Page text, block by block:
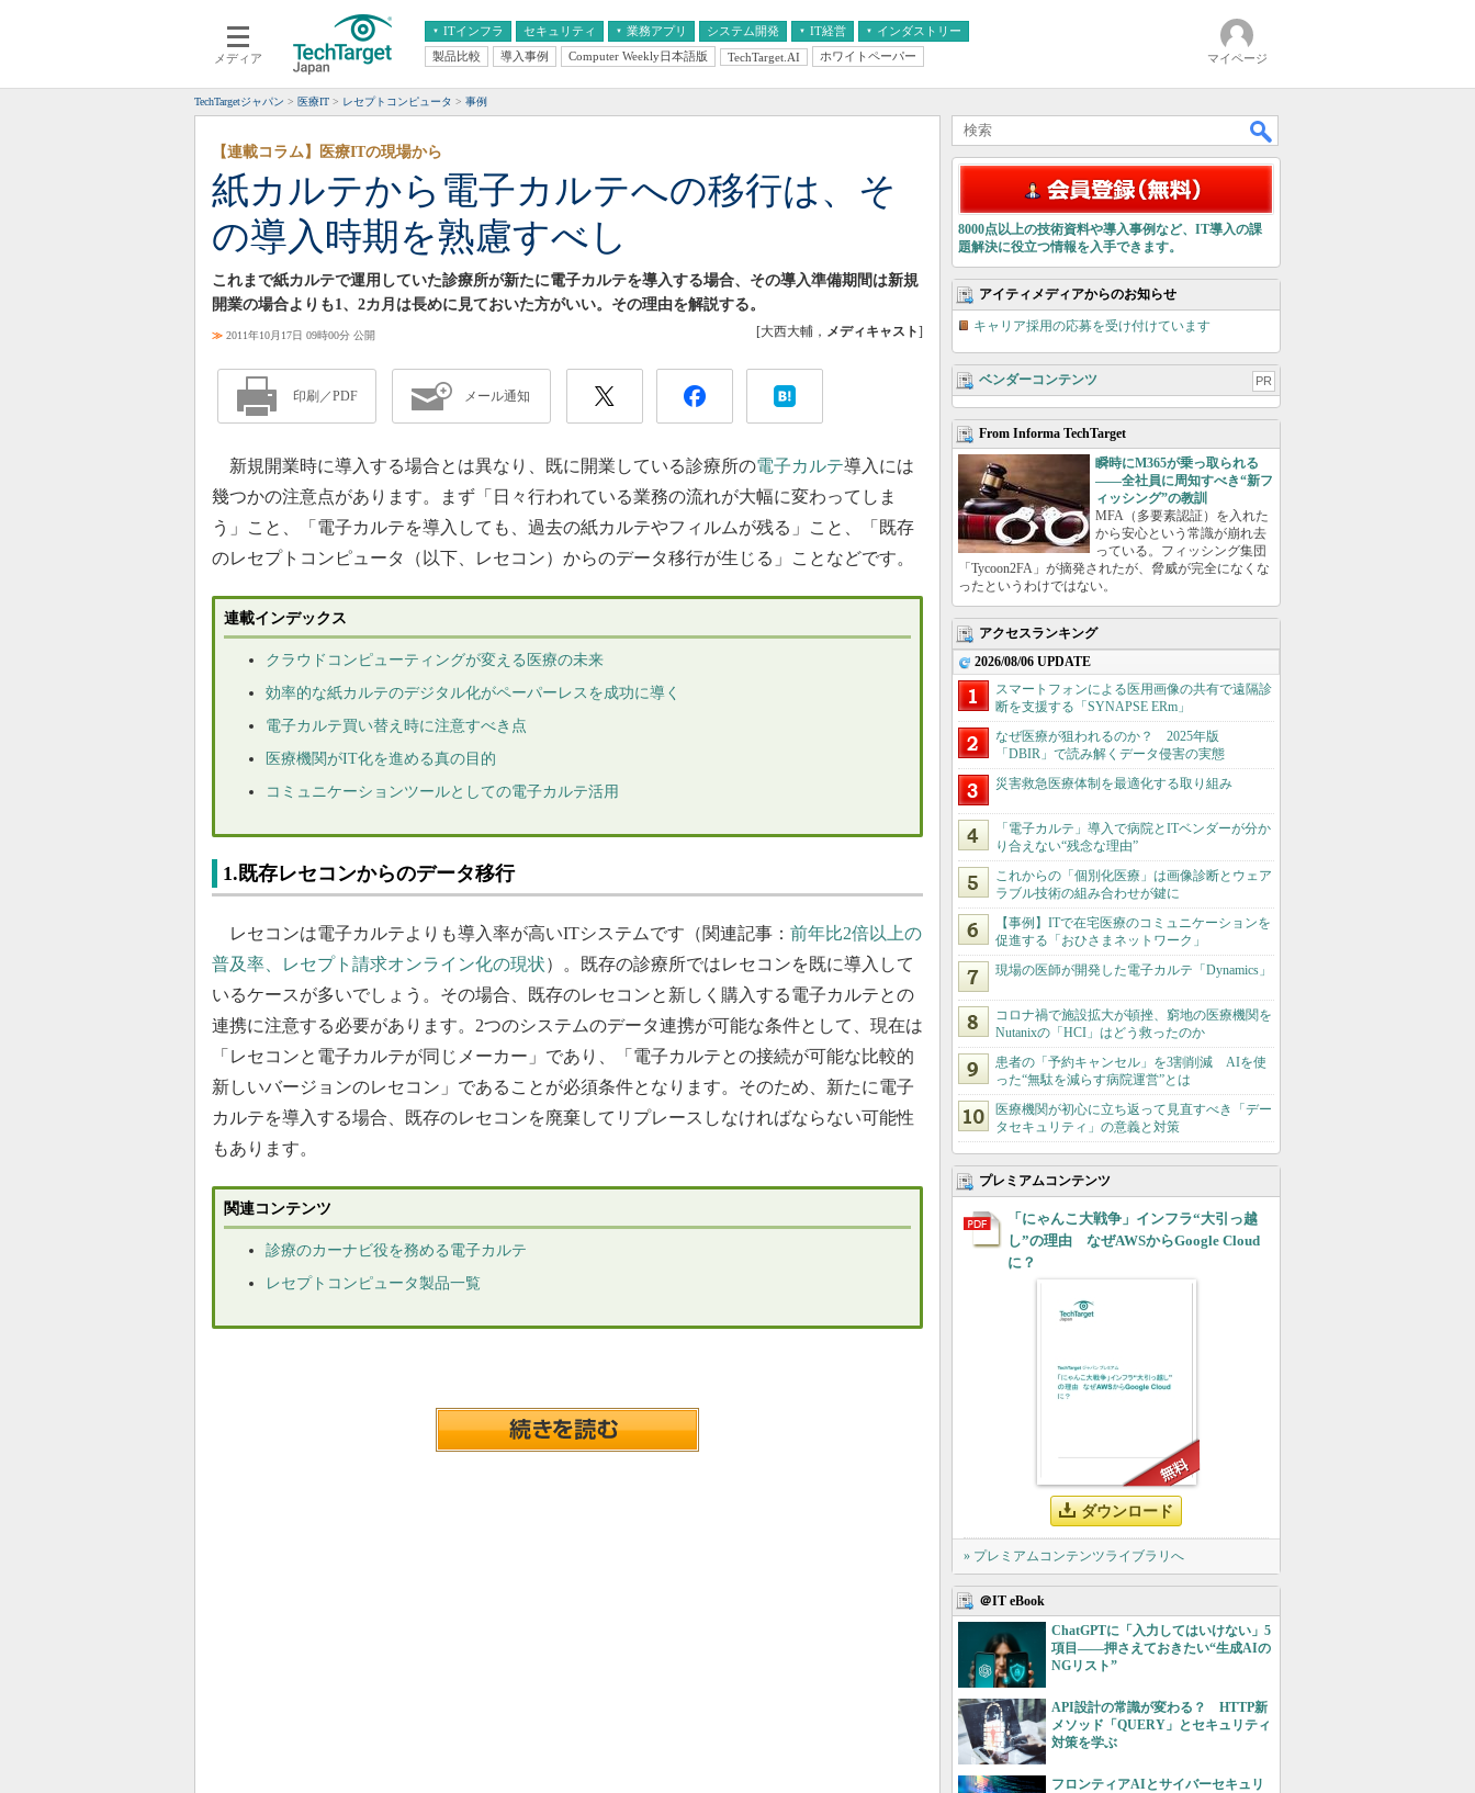
メディア
ITインフラ
クラウド
スマートモバイル
ネットワーク
システム運用管理
セキュリティ 業務アプリ
エンタープライズAI
ERP
CX
情報系システム
システム開発 IT経営
経営とIT
インダストリー
医療IT
製品比較 導入事例 Computer Weekly日本語版 TechTarget.AI ホワイトペーパー マイページ
TechTargetジャパン 医療IT レセプトコンピュータ 事例
紙カルテから電子カルテへの移行は、そ
の導入時期を熟慮すべし
【連載コラム】医療ITの現場から
これまで紙カルテで運用していた診療所が新たに電子カルテを導入する場合、その導入準備期間は新規
開業の場合よりも1、2カ月は長めに見ておいた方がいい。その理由を解説する。
≫ 2011年10月17日 09時00分 公開 [大西大輔， メディキャスト]
印刷／PDF メール通知
新規開業時に導入する場合とは異なり、既に開業している診療所の電子カルテ導入には
幾つかの注意点があります。まず「日々行われている業務の流れが大幅に変わってしま
う」こと、「電子カルテを導入しても、過去の紙カルテやフィルムが残る」こと、「既存
のレセプトコンピュータ（以下、レセコン）からのデータ移行が生じる」ことなどです。
連載インデックス
クラウドコンピューティングが変える医療の未来
効率的な紙カルテのデジタル化がペーパーレスを成功に導く
電子カルテ買い替え時に注意すべき点
医療機関がIT化を進める真の目的
コミュニケーションツールとしての電子カルテ活用
1.既存レセコンからのデータ移行
レセコンは電子カルテよりも導入率が高いITシステムです（関連記事： 前年比2倍以上の
普及率、レセプト請求オンライン化の現状）。既存の診療所ではレセコンを既に導入して
いるケースが多いでしょう。その場合、既存のレセコンと新しく購入する電子カルテとの
連携に注意する必要があります。2つのシステムのデータ連携が可能な条件として、現在は
「レセコンと電子カルテが同じメーカー」であり、「電子カルテとの接続が可能な比較的
新しいバージョンのレセコン」であることが必須条件となります。そのため、新たに電子
カルテを導入する場合、既存のレセコンを廃棄してリプレースしなければならない可能性
もあります。
関連コンテンツ
診療のカーナビ役を務める電子カルテ
レセプトコンピュータ製品一覧
8000点以上の技術資料や導入事例など、IT導入の課
題解決に役立つ情報を入手できます。
アイティメディアからのお知らせ
キャリア採用の応募を受け付けています
ベンダーコンテンツ PR
From Informa TechTarget
瞬時にM365が乗っ取られる
――全社員に周知すべき“新フ
ィッシング”の教訓
MFA（多要素認証）を入れた
から安心という常識が崩れ去
っている。フィッシング集団
「Tycoon2FA」が摘発されたが、脅威が完全になくな
ったというわけではない。
アクセスランキング
2026/08/06 UPDATE
スマートフォンによる医用画像の共有で遠隔診
断を支援する「SYNAPSE ERm」
なぜ医療が狙われるのか？ 2025年版
「DBIR」で読み解くデータ侵害の実態
災害救急医療体制を最適化する取り組み
「電子カルテ」導入で病院とITベンダーが分か
り合えない“残念な理由”
これからの「個別化医療」は画像診断とウェア
ラブル技術の組み合わせが鍵に
【事例】ITで在宅医療のコミュニケーションを
促進する「おひさまネットワーク」
現場の医師が開発した電子カルテ「Dynamics」
コロナ禍で施設拡大が頓挫、窮地の医療機関を
Nutanixの「HCI」はどう救ったのか
患者の「予約キャンセル」を3割削減 AIを使
った“無駄を減らす病院運営”とは
医療機関が初心に立ち返って見直すべき「デー
タセキュリティ」の意義と対策
プレミアムコンテンツ
「にゃんこ大戦争」インフラ“大引っ越
し”の理由 なぜAWSからGoogle Cloud
に？
ダウンロード
» プレミアムコンテンツライブラリへ
＠IT eBook
ChatGPTに「入力してはいけない」5
項目――押さえておきたい“生成AIの
NGリスト”
API設計の常識が変わる？ HTTP新
メソッド「QUERY」とセキュリティ
対策を学ぶ
フロンティアAIとサイバーセキュリ